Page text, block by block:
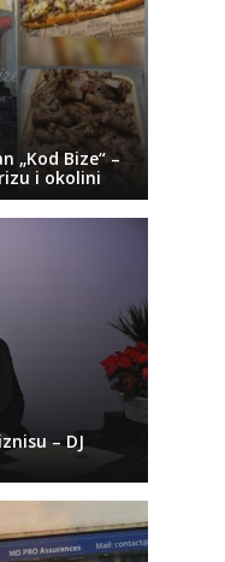
„Kod Bize“ –
i okolini
– DJ